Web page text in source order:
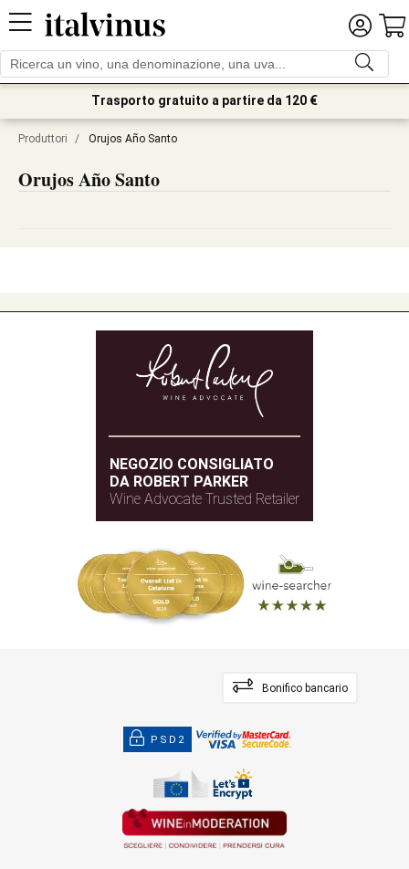
Trasporto gratuito a partire da 120 €
Produttori / Orujos Año Santo
Orujos Año Santo
NEGOZIO CONSIGLIATO
DA ROBERT PARKER
Wine Advocate Trusted Retailer
Bonifico bancario
PSD2